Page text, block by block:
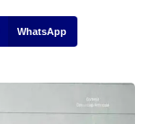
WhatsApp